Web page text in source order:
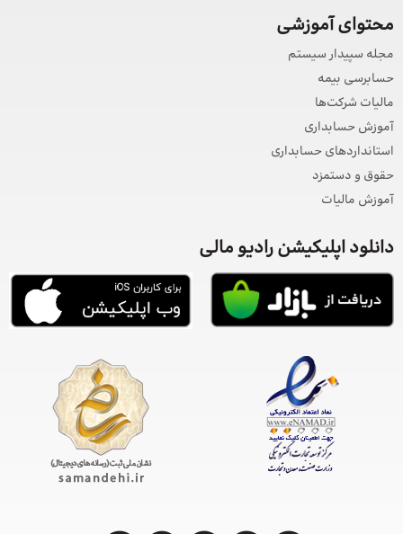
محتوای آموزشی
مجله سپیدار سیستم
حسابرسی بیمه
مالیات شرکت‌ها
آموزش حسابداری
استانداردهای حسابداری
حقوق و دستمزد
آموزش مالیات
دانلود اپلیکیشن رادیو مالی